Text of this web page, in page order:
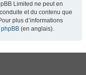
Limited ne peut en
et du contenu que
plus d’informations
phpBB (en anglais).